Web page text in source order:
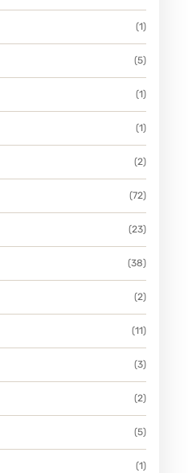
(1)
(5)
(1)
(1)
(2)
(72)
(23)
(38)
(2)
(11)
(3)
(2)
(5)
(1)